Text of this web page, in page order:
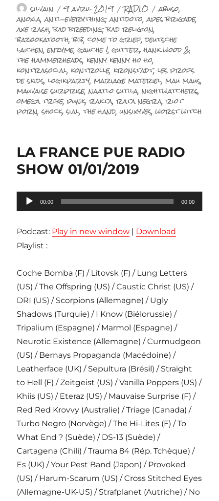
Auteur
silvain Publié
le
9 avril 2019 Catégories
RADIO Étiquettes
abuso,
anoxia,anti-everything,antidoto,apes brigade,
axe rash,bad breeding,bad religion,
bazookatooth,bib,come to grief,deutsche
laichen,enzyme,gauche !,gutter,hank wood &
the hammerheads, kenny kenny ho ho,
kontrasocial, kontrolle, kronstadt,les profs
de skids,logikparty,mariage materiel,mau maus,
mauvaise surprise,naatlo sutila,nightwatchers,
omega tribe,punk,rakta,rata negra,riot
porn,shock,sial,the hand,unsixyves,worst witch
LA FRANCE PUE RADIO
SHOW 01/01/2019
Lecteur
audio
00:00 00:00
Podcast: Play in new window | Download
Playlist :
Coche Bomba (F) / Litovsk (F) / Lung Letters
(US) / The Offspring (US) / Caustic Christ (US) /
DRI (US) / Scorpions (Allemagne) / Ugly
Shadows (Turquie) / I Know (Biélorussie) /
Tripalium (Espagne) / Marmol (Espagne) /
Neurotic Existence (Allemagne) / Curmudgeon
(US) / Bernays Propaganda (Macédoine) /
Leatherface (UK) / Sepultura (Brésil) / Straight
to Hell (F) / Zeitgeist (US) / Vanilla Poppers (US) /
Khiis (US) / Eteraz (US) / Mauvaise Surprise (F) /
Red Red Krovvy (Australie) / Triage (Canada) /
Turbo Negro (Norvège) / The Hi-Lites (F) / To
What End ? (Suède) / DS-13 (Suède) /
Cartagena (Chili) / Trauma 84 (Rép. Tchèque) /
Es (UK) / Your Pest Band (Japon) / Provoked
(US) / Harum-Scarum (US) / Cross Stitched Eyes
(Allemagne-UK-US) / Strafplanet (Autriche) / No